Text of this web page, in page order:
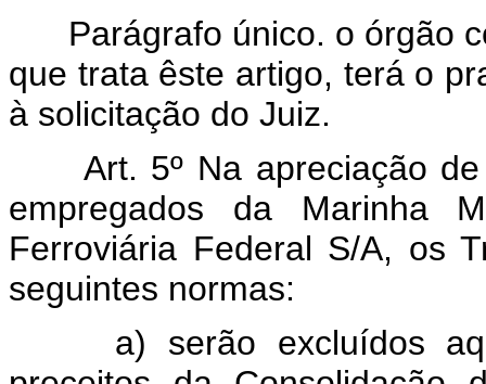
Parágrafo único. o órgão
que trata êste artigo, terá o
à solicitação do Juiz.
Art. 5º Na apreciação
empregados da Marinha
Ferroviária Federal S/A, os
seguintes normas:
a) serão excluídos